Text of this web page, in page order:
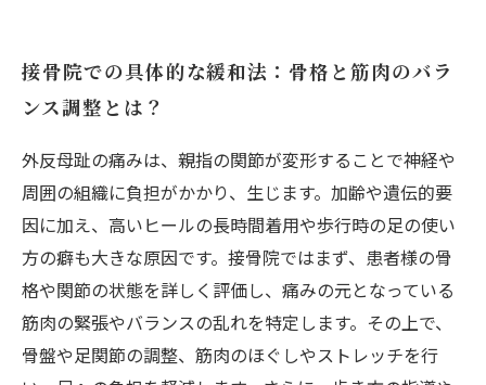
接骨院での具体的な緩和法：骨格と筋肉のバラ
ンス調整とは？
外反母趾の痛みは、親指の関節が変形することで神経や
周囲の組織に負担がかかり、生じます。加齢や遺伝的要
因に加え、高いヒールの長時間着用や歩行時の足の使い
方の癖も大きな原因です。接骨院ではまず、患者様の骨
格や関節の状態を詳しく評価し、痛みの元となっている
筋肉の緊張やバランスの乱れを特定します。その上で、
骨盤や足関節の調整、筋肉のほぐしやストレッチを行